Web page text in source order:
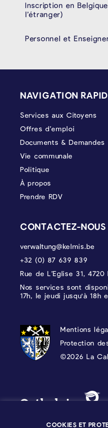
Inscription en
l’étranger)
Personnel et
NAVIGATION
Services aux Citoyens
Offres d’emploi
Documents & Demandes
Vie communale
Politique
À propos
Prendre RDV
CONTACTEZ-NOUS
verwaltung@kelmis.be
+32 (0) 87 639 839
Rue de L’Eglise 31,
Nos services sont
17h, le jeudi jusqu'à 18h
PROTECTION
Mentions
Protection
©2026 La
COOKIES ET